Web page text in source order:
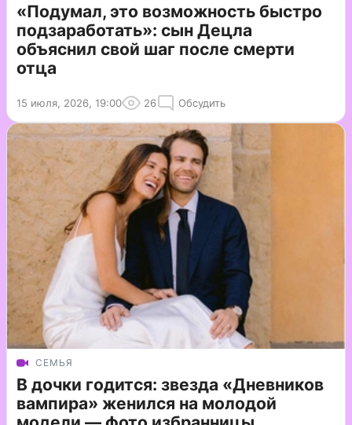
«Подумал, это возможность быстро
подзаработать»: сын Децла
объяснил свой шаг после смерти
отца
15 июля, 2026, 19:00 26 Обсудить
СЕМЬЯ
В дочки годится: звезда «Дневников
вампира» женился на молодой